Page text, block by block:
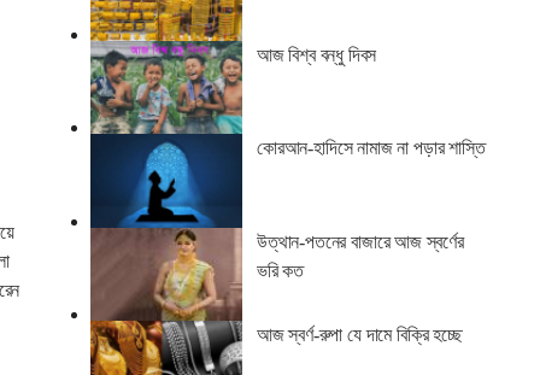
আজ বিশ্ব বন্ধু দিবস
কোরআন-হাদিসে নামাজ না পড়ার শাস্তি
উত্থান-পতনের বাজারে আজ স্বর্ণের
ভরি কত
আজ স্বর্ণ-রুপা যে দামে বিক্রি হচ্ছে